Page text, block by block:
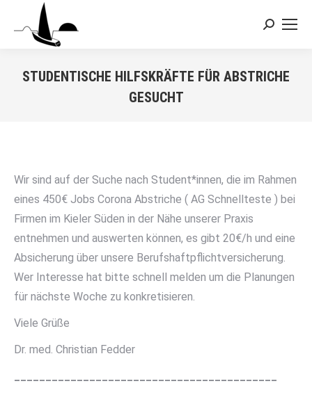
Search:
STUDENTISCHE HILFSKRÄFTE FÜR ABSTRICHE
GESUCHT
Wir sind auf der Suche nach Student*innen, die im Rahmen
eines 450€ Jobs Corona Abstriche ( AG Schnellteste ) bei
Firmen im Kieler Süden in der Nähe unserer Praxis
entnehmen und auswerten können, es gibt 20€/h und eine
Absicherung über unsere Berufshaftpflichtversicherung.
Wer Interesse hat bitte schnell melden um die Planungen
für nächste Woche zu konkretisieren.
Viele Grüße
Dr. med. Christian Fedder